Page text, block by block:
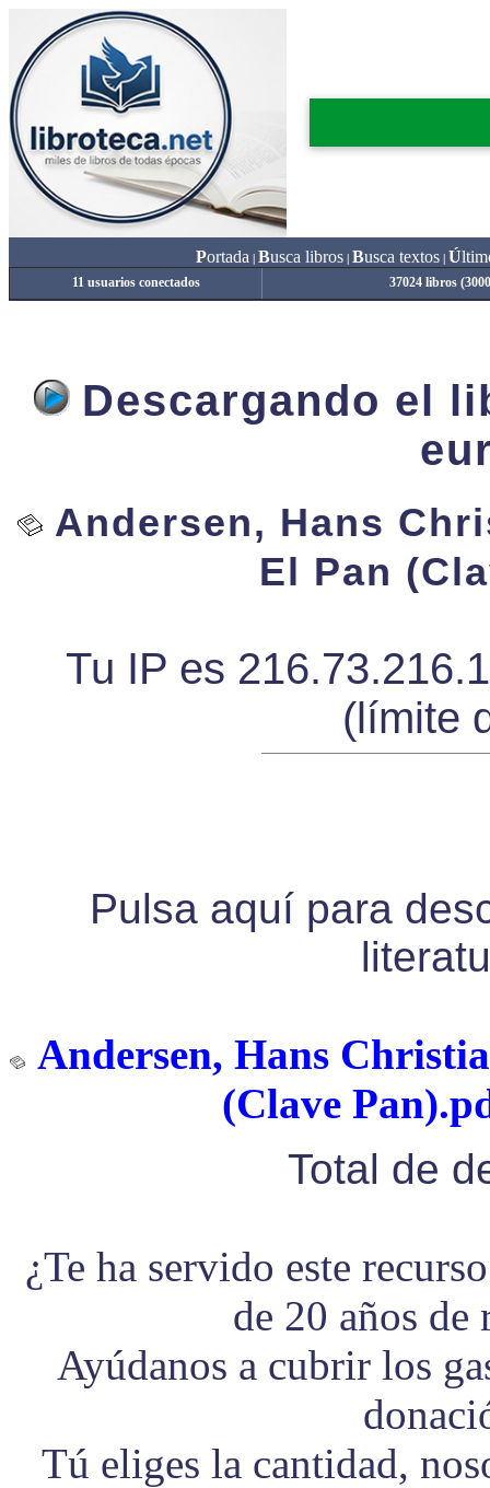
Portada Busca libros| Busca textos| Ú
11 usuarios conectados 37024 libros
Descargando el
Andersen, Hans
El Pan
Tu IP es
(límite
Pulsa aquí para
Andersen, Hans
(Clave
Total de
¿Te ha servido este
de 20 años
Ayúdanos a cubrir los
Tú eliges la cantidad,